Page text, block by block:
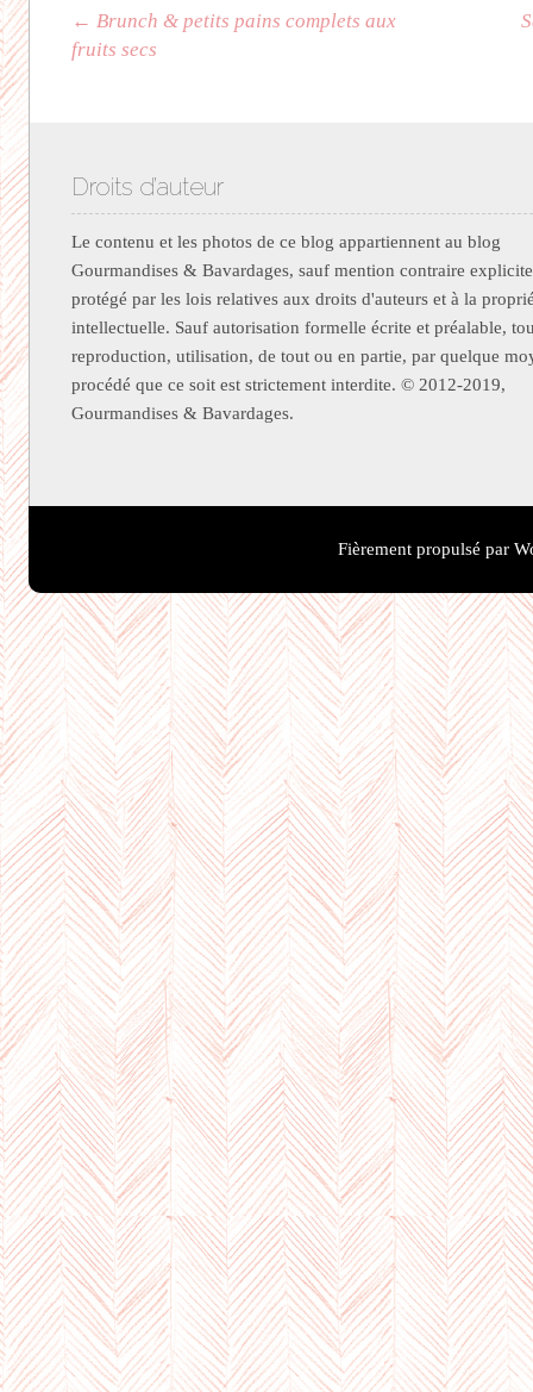
Navigation des articles
← Brunch & petits pains complets aux
fruits secs
Droits d’auteur
Le contenu et les photos de ce blog appartiennent au blog
Gourmandises & Bavardages, sauf mention contraire
protégé par les lois relatives aux droits d'auteurs et à la
intellectuelle. Sauf autorisation formelle écrite et préalable,
reproduction, utilisation, de tout ou en partie, par quelque
procédé que ce soit est strictement interdite. © 2012-2019,
Gourmandises & Bavardages.
Fièrement propulsé par